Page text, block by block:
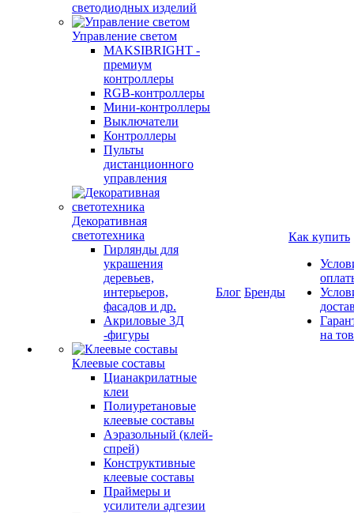
светодиодных изделий
Управление светом
MAKSIBRIGHT -
премиум
контроллеры
RGB-контроллеры
Мини-контроллеры
Выключатели
Контроллеры
Пульты
дистанционного
управления
Декоративная
светотехника
Гирлянды для
украшения
деревьев,
интерьеров,
фасадов и др.
Акриловые 3Д
-фигуры
Клеевые составы
Цианакрилатные
клеи
Полиуретановые
клеевые составы
Аэразольный (клей-
спрей)
Конструктивные
клеевые составы
Праймеры и
усилители адгезии
Блог Бренды
Как купить
на